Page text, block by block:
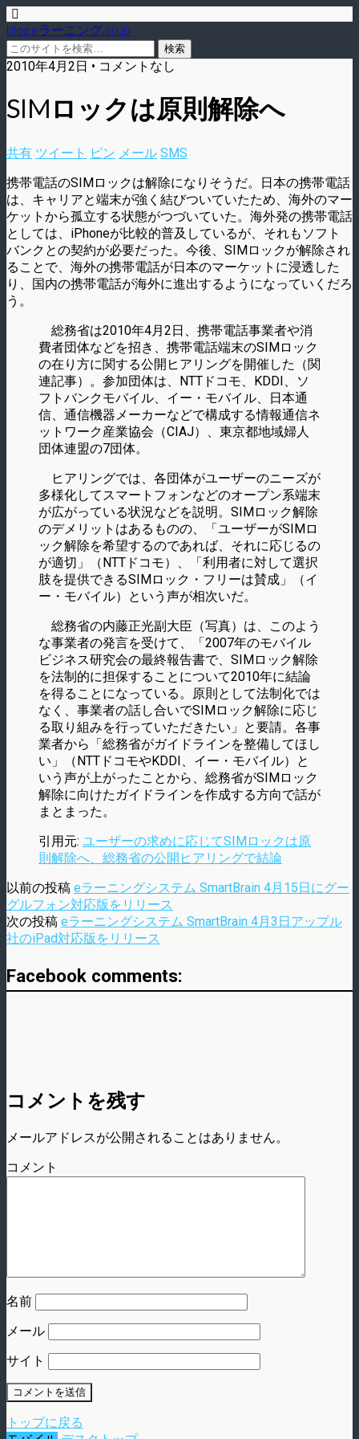
blog.eラーニング.co.jp
2010年4月2日 • コメントなし
SIMロックは原則解除へ
共有 ツイート ピン メール SMS
携帯電話のSIMロックは解除になりそうだ。日本の携帯電話
は、キャリアと端末が強く結びついていたため、海外のマー
ケットから孤立する状態がつづいていた。海外発の携帯電話
としては、iPhoneが比較的普及しているが、それもソフト
バンクとの契約が必要だった。今後、SIMロックが解除され
ることで、海外の携帯電話が日本のマーケットに浸透した
り、国内の携帯電話が海外に進出するようになっていくだろ
う。
総務省は2010年4月2日、携帯電話事業者や消
費者団体などを招き、携帯電話端末のSIMロック
の在り方に関する公開ヒアリングを開催した（関
連記事）。参加団体は、NTTドコモ、KDDI、ソ
フトバンクモバイル、イー・モバイル、日本通
信、通信機器メーカーなどで構成する情報通信ネ
ットワーク産業協会（CIAJ）、東京都地域婦人
団体連盟の7団体。
ヒアリングでは、各団体がユーザーのニーズが
多様化してスマートフォンなどのオープン系端末
が広がっている状況などを説明。SIMロック解除
のデメリットはあるものの、「ユーザーがSIMロ
ック解除を希望するのであれば、それに応じるの
が適切」（NTTドコモ）、「利用者に対して選択
肢を提供できるSIMロック・フリーは賛成」（イ
ー・モバイル）という声が相次いだ。
総務省の内藤正光副大臣（写真）は、このよう
な事業者の発言を受けて、「2007年のモバイル
ビジネス研究会の最終報告書で、SIMロック解除
を法制的に担保することについて2010年に結論
を得ることになっている。原則として法制化では
なく、事業者の話し合いでSIMロック解除に応じ
る取り組みを行っていただきたい」と要請。各事
業者から「総務省がガイドラインを整備してほし
い」（NTTドコモやKDDI、イー・モバイル）と
いう声が上がったことから、総務省がSIMロック
解除に向けたガイドラインを作成する方向で話が
まとまった。
引用元: ユーザーの求めに応じてSIMロックは原
則解除へ、総務省の公開ヒアリングで結論
以前の投稿 eラーニングシステム SmartBrain 4月15日にグー
グルフォン対応版をリリース
次の投稿 eラーニングシステム SmartBrain 4月3日アップル
社のiPad対応版をリリース
Facebook comments:
コメントを残す
メールアドレスが公開されることはありません。
コメント
名前
メール
サイト
トップに戻る